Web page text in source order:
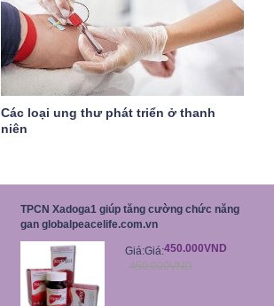
Các loại ung thư phát triển ở thanh
niên
TPCN Xadoga1 giúp tăng cường chức năng
gan globalpeacelife.com.vn
Giá:Giá:450.000VND
450.000VND